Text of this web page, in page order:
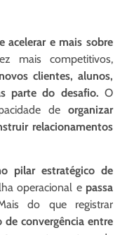
acelerar e mais sobre
mais competitivos,
clientes, alunos,
parte do desafio. O
de organizar
relacionamentos
pilar estratégico de
operacional e passa
do que registrar
convergência entre